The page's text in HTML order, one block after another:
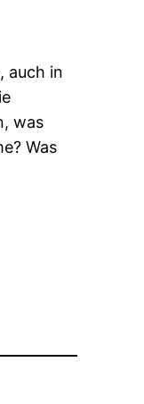
auch in
was
Was